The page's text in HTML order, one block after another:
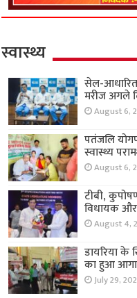
स्वास्थ्य
सेल-आधारित
मरीज अगले
August 6,
पतंजलि
स्वास्थ्य
August 6,
टीबी,
विधायक और
August 4,
डायरिया के
का हुआ
July 29,